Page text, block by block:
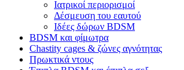
Ιατρικοί περιορισμοί
Δέσμευση του εαυτού
Ιδέες δώρων BDSM
BDSM και φίμωτρα
Chastity cages & ζώνες αγνότητας
Πρωκτικά ντους